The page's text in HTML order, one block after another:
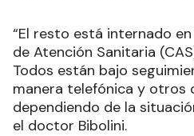
“El resto está internado
de Atención Sanitaria
Todos están bajo
manera telefónica y otros
dependiendo de la
el doctor Bibolini.